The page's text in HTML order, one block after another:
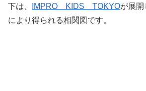
下は、 IMPRO KIDS TOKYOが展開
により得られる相関図です。